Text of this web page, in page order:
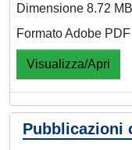
Dimensione 8.72 MB
Formato Adobe PDF
Visualizza/Apri
Pubblicazioni